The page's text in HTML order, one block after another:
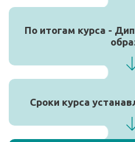
По итогам курса -
Сроки курса